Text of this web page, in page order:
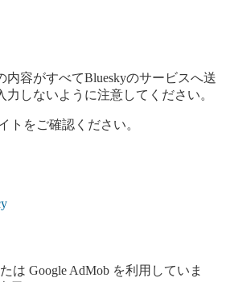
容がすべてBlueskyのサービスへ送
しないように注意してください。
トをご確認ください。
は Google AdMob を利用していま